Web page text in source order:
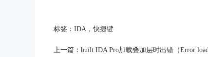
标签： IDA ，快捷键
上一篇： built IDA Pro加载叠加层时出错（Error